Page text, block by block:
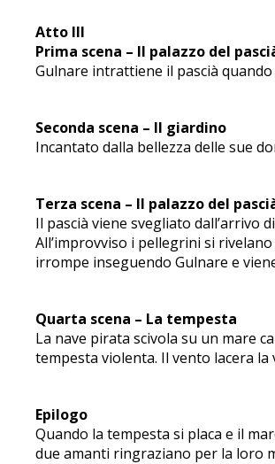
Atto III
Prima scena – Il palazzo del
Gulnare intrattiene il pascià
Seconda scena – Il giardino
Incantato dalla bellezza delle sue
Terza scena – Il palazzo del
Il pascià viene svegliato
All’improvviso i pellegrini si
irrompe inseguendo Gulnare e
Quarta scena – La tempesta
La nave pirata scivola su un mare
tempesta violenta. Il vento lacera la
Epilogo
Quando la tempesta si placa e il
due amanti ringraziano per la loro